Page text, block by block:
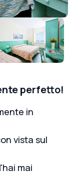
perfetto!
in
vista sul
mai